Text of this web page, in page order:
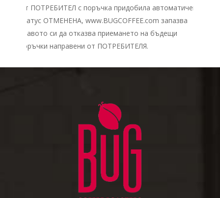
От ПОТРЕБИТЕЛ с поръчка придобила автоматичен
статус ОТМЕНЕНА, www.BUGCOFFEE.com запазва
правото си да отказва приемането на бъдещи
поръчки направени от ПОТРЕБИТЕЛЯ.